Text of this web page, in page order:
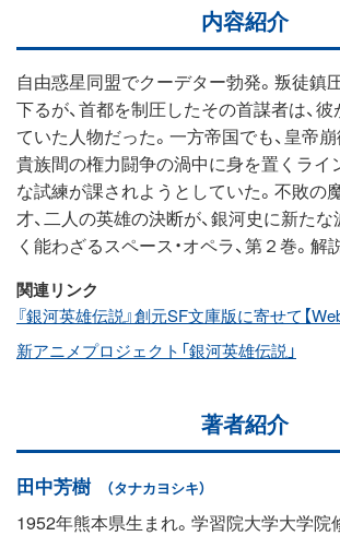
内容紹介
自由惑星同盟でクーデター勃発。叛徒鎮
下るが、首都を制圧したその首謀者は、
ていた人物だった。一方帝国でも、皇帝
貴族間の権力闘争の渦中に身を置くライ
な試練が課されようとしていた。不敗の
才、二人の英雄の決断が、銀河史に新た
く能わざるスペース・オペラ、第２巻。解
関連リンク
『銀河英雄伝説』創元SF文庫版に寄せて【
新アニメプロジェクト「銀河英雄伝説」
著者紹介
田中芳樹 （タナカヨシキ）
1952年熊本県生まれ。学習院大学大学院